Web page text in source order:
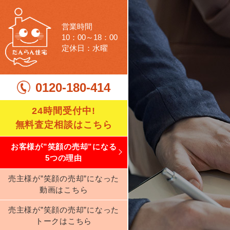
営業時間
10：00～18：00
定休日：水曜
0120-180-414
24時間受付中!
無料査定相談はこちら
お客様が”笑顔の売却”になる
5つの理由
売主様が”笑顔の売却”になった
動画はこちら
売主様が”笑顔の売却”になった
トークはこちら